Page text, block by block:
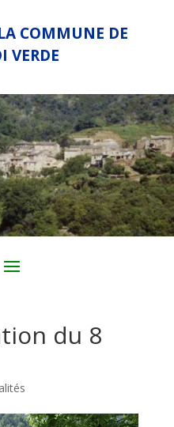
COMMUNE DE
VERDE
du 8